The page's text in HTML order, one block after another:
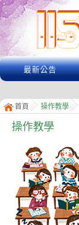
最新公告
首頁 操作教學
操作教學